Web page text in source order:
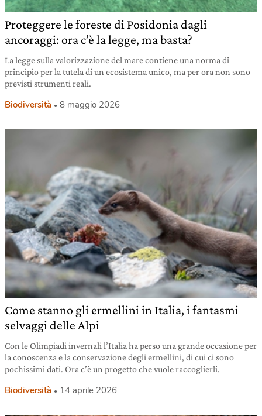
Proteggere le foreste di Posidonia dagli
ancoraggi: ora c’è la legge, ma basta?
La legge sulla valorizzazione del mare contiene una norma di
principio per la tutela di un ecosistema unico, ma per ora non sono
previsti strumenti reali.
Biodiversità 8 maggio 2026
Come stanno gli ermellini in Italia, i fantasmi
selvaggi delle Alpi
Con le Olimpiadi invernali l’Italia ha perso una grande occasione per
la conoscenza e la conservazione degli ermellini, di cui ci sono
pochissimi dati. Ora c’è un progetto che vuole raccoglierli.
Biodiversità 14 aprile 2026